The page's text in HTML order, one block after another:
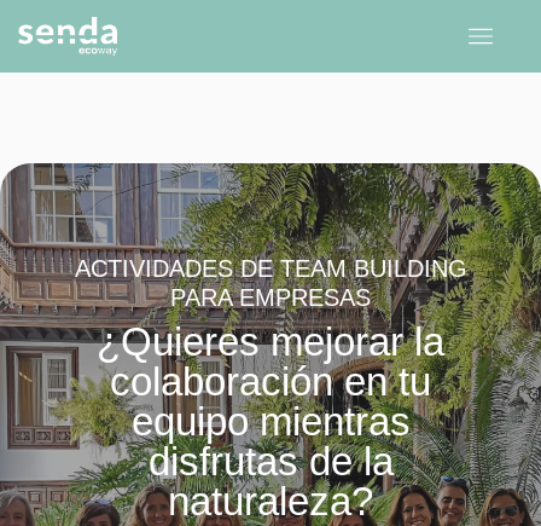
ACTIVIDADES DE TEAM BUILDING
PARA EMPRESAS
¿Quieres mejorar la
colaboración en tu
equipo mientras
disfrutas de la
naturaleza?